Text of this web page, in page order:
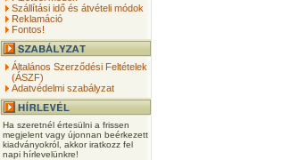
Szállítási idő és átvételi módok
Reklamáció
Fontos!
Általános Szerződési Feltételek
(ÁSZF)
Adatvédelmi szabályzat
Ha szeretnél értesülni a frissen
megjelent vagy újonnan beérkezett
kiadványokról, akkor iratkozz fel
napi hírlevelünkre!